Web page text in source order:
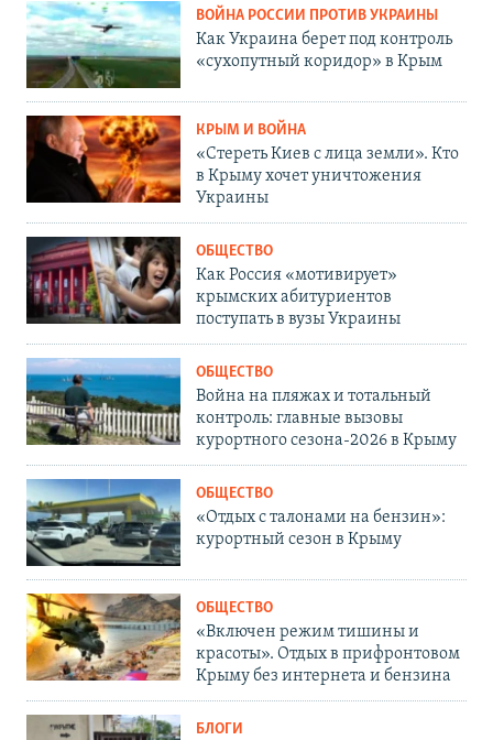
ВОЙНА РОССИИ ПРОТИВ УКРАИНЫ
Как Украина берет под контроль
«сухопутный коридор» в Крым
КРЫМ И ВОЙНА
«Стереть Киев с лица земли». Кто
в Крыму хочет уничтожения
Украины
ОБЩЕСТВО
Как Россия «мотивирует»
крымских абитуриентов
поступать в вузы Украины
ОБЩЕСТВО
Война на пляжах и тотальный
контроль: главные вызовы
курортного сезона-2026 в Крыму
ОБЩЕСТВО
«Отдых с талонами на бензин»:
курортный сезон в Крыму
ОБЩЕСТВО
«Включен режим тишины и
красоты». Отдых в прифронтовом
Крыму без интернета и бензина
БЛОГИ